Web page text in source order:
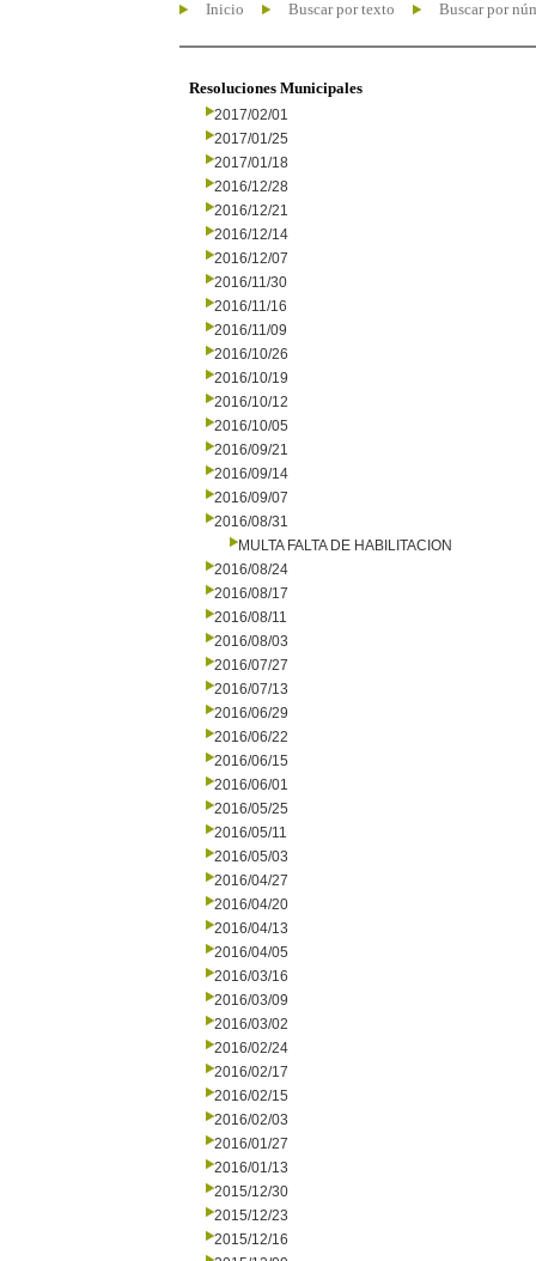
Inicio Buscar por texto Buscar por
Resoluciones Municipales
2017/02/01
2017/01/25
2017/01/18
2016/12/28
2016/12/21
2016/12/14
2016/12/07
2016/11/30
2016/11/16
2016/11/09
2016/10/26
2016/10/19
2016/10/12
2016/10/05
2016/09/21
2016/09/14
2016/09/07
2016/08/31
MULTA FALTA DE HABILITACION
2016/08/24
2016/08/17
2016/08/11
2016/08/03
2016/07/27
2016/07/13
2016/06/29
2016/06/22
2016/06/15
2016/06/01
2016/05/25
2016/05/11
2016/05/03
2016/04/27
2016/04/20
2016/04/13
2016/04/05
2016/03/16
2016/03/09
2016/03/02
2016/02/24
2016/02/17
2016/02/15
2016/02/03
2016/01/27
2016/01/13
2015/12/30
2015/12/23
2015/12/16